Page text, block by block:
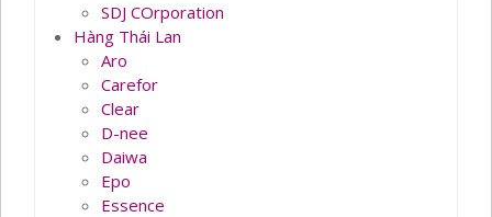
SDJ COrporation
Hàng Thái Lan
Aro
Carefor
Clear
D-nee
Daiwa
Epo
Essence